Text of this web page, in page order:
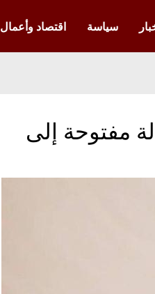
سياسة اقتصاد وأعمال
مفتوحة إلى